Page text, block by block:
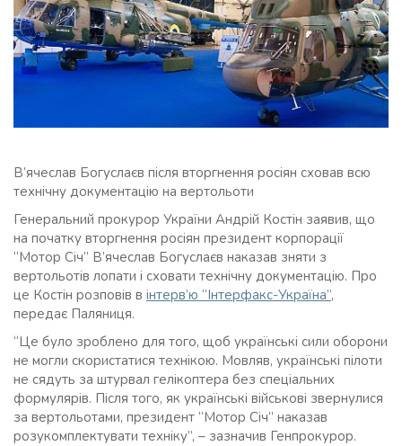
В’ячеслав Богуслаєв після вторгнення росіян сховав всю
технічну документацію на вертольоти
Генеральний прокурор України Андрій Костін заявив, що
на початку вторгнення росіян президент корпорації
“Мотор Січ” В’ячеслав Богуслаєв наказав зняти з
вертольотів лопати і сховати технічну документацію. Про
це Костін розповів в інтерв’ю “Інтерфакс-Україна”,
передає Паляниця.
“Це було зроблено для того, щоб українські сили оборони
не могли скористатися технікою. Мовляв, українські пілоти
не сядуть за штурвал гелікоптера без спеціальних
формулярів. Після того, як українські військові звернулися
за вертольотами, президент “Мотор Січ” наказав
розукомплектувати техніку”, – зазначив Генпрокурор.